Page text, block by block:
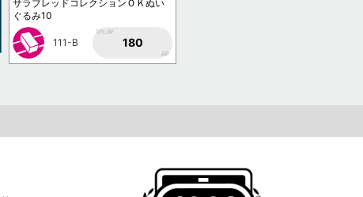
サラブレッドコレクションＯＫぬい
ぐるみ10
111-B
1PLAY
180
AP